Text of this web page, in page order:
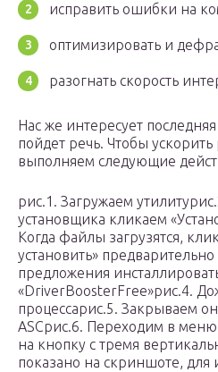
исправить ошибки на
оптимизировать и
разогнать скорость
Нас же интересует
пойдет речь. Чтобы ускорить
выполняем следующие
рис.1. Загружаем
установщика кликаем
Когда файлы загрузятся,
установить»
предложения
«DriverBoosterFree»рис.4.
процессарис.5. Закрываем
ASCрис.6. Переходим в
на кнопку с тремя
показано на скриншоте, для